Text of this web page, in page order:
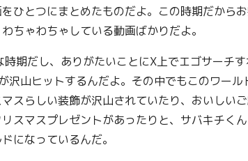
ひとつにまとめたものだよ。この時期だからお
ちゃわちゃしている動画ばかりだよ。
期だし、ありがたいことにX上でエゴサーチ
沢山ヒットするんだよ。その中でもこのワール
スらしい装飾が沢山されていたり、おいしい
スマスプレゼントがあったりと、サバキチく
になっているんだ。